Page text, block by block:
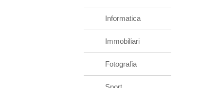
Informatica
Immobiliari
Fotografia